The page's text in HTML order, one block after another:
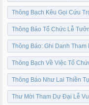
Thông Bạch Kêu Gọi Cứu
Thông Báo Tổ Chức Lễ
Thông Báo: Ghi Danh
Thông Bạch Về Việc Tổ
Thông Báo Như Lai Thiền
Thư Mời Tham Dự Đại Lễ